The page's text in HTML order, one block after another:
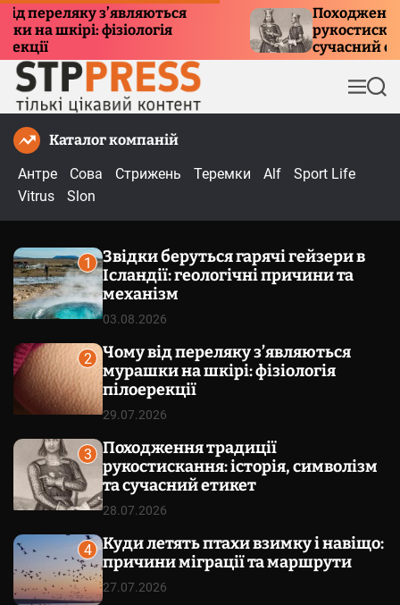
з’являються
шкірі: фізіологія
Походження
рукостискання:
сучасний етикет
М
е
П
о
Каталог компаній
Антре
Сова Стрижень Теремки Alf
Sport Life
Vitrus
Slon
1
Звідки беруться гарячі гейзери в
Ісландії: геологічні причини та
механізм
03.08.2026
2
Чому від переляку з’являються
мурашки на шкірі: фізіологія
пілоерекції
29.07.2026
3
Походження традиції
рукостискання: історія, символізм
та сучасний етикет
28.07.2026
4
Куди летять птахи взимку і навіщо:
причини міграції та маршрути
27.07.2026